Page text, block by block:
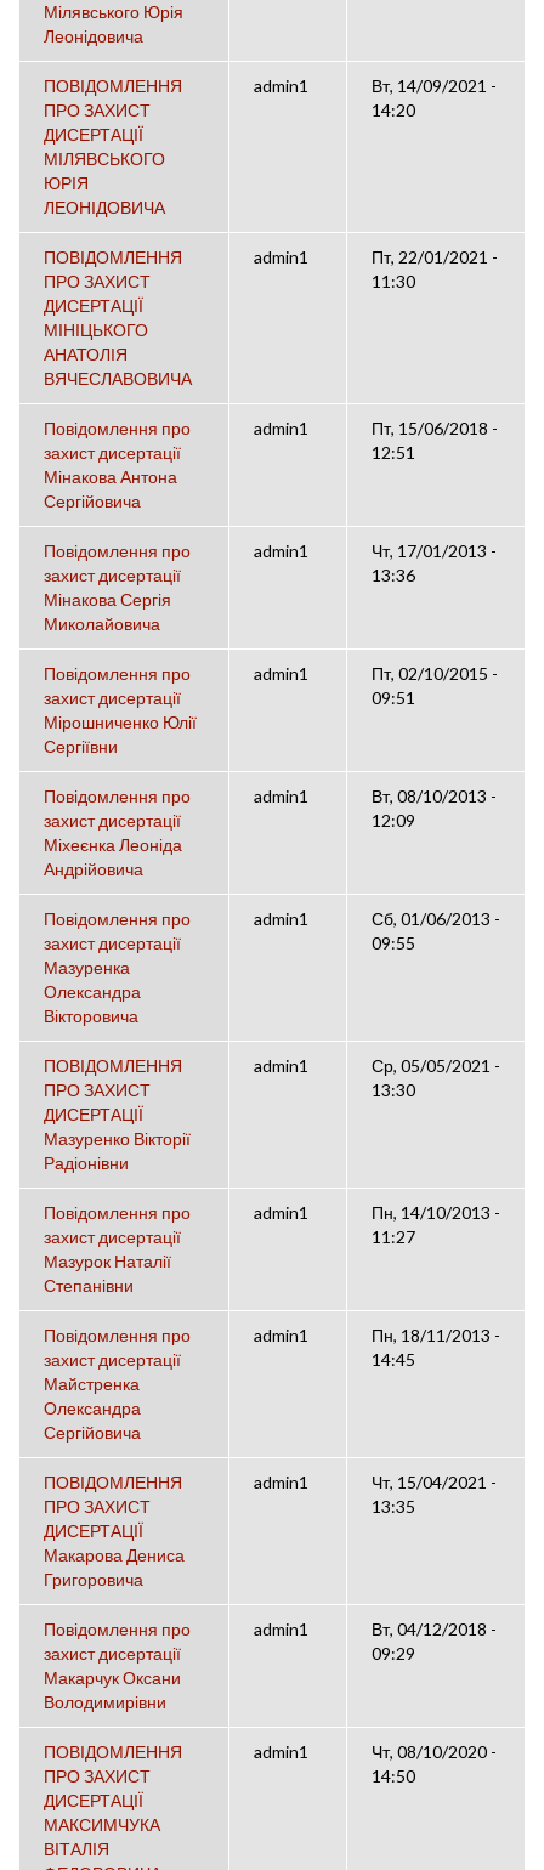
Мілявського Юрія
Леонідовича
ПОВІДОМЛЕННЯ
ПРО ЗАХИСТ
ДИСЕРТАЦІЇ
МІЛЯВСЬКОГО
ЮРІЯ
ЛЕОНІДОВИЧА
admin1
Вт, 14/09/2021 -
14:20
ПОВІДОМЛЕННЯ
ПРО ЗАХИСТ
ДИСЕРТАЦІЇ
МІНІЦЬКОГО
АНАТОЛІЯ
ВЯЧЕСЛАВОВИЧА
admin1
Пт, 22/01/2021 -
11:30
Повідомлення про
захист дисертації
Мінакова Антона
Сергійовича
admin1
Пт, 15/06/2018 -
12:51
Повідомлення про
захист дисертації
Мінакова Сергія
Миколайовича
admin1
Чт, 17/01/2013 -
13:36
Повідомлення про
захист дисертації
Мірошниченко Юлії
Сергіївни
admin1
Пт, 02/10/2015 -
09:51
Повідомлення про
захист дисертації
Міхеєнка Леоніда
Андрійовича
admin1
Вт, 08/10/2013 -
12:09
Повідомлення про
захист дисертації
Мазуренка
Олександра
Вікторовича
admin1
Сб, 01/06/2013 -
09:55
ПОВІДОМЛЕННЯ
ПРО ЗАХИСТ
ДИСЕРТАЦІЇ
Мазуренко Вікторії
Радіонівни
admin1
Ср, 05/05/2021 -
13:30
Повідомлення про
захист дисертації
Мазурок Наталії
Степанівни
admin1
Пн, 14/10/2013 -
11:27
Повідомлення про
захист дисертації
Майстренка
Олександра
Сергійовича
admin1
Пн, 18/11/2013 -
14:45
ПОВІДОМЛЕННЯ
ПРО ЗАХИСТ
ДИСЕРТАЦІЇ
Макарова Дениса
Григоровича
admin1
Чт, 15/04/2021 -
13:35
Повідомлення про
захист дисертації
Макарчук Оксани
Володимирівни
admin1
Вт, 04/12/2018 -
09:29
ПОВІДОМЛЕННЯ
ПРО ЗАХИСТ
ДИСЕРТАЦІЇ
МАКСИМЧУКА
ВІТАЛІЯ
admin1
Чт, 08/10/2020 -
14:50